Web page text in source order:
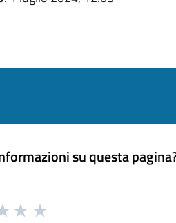
su questa